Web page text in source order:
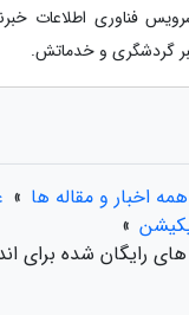
فناوری اطلاعات
گردشگری و خدماتش.
همه اخبار و مقاله ها »
»